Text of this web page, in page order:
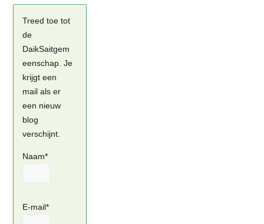
Treed toe tot
de
DaikSaitgem
eenschap. Je
krijgt een
mail als er
een nieuw
blog
verschijnt.
Naam*
E-mail*